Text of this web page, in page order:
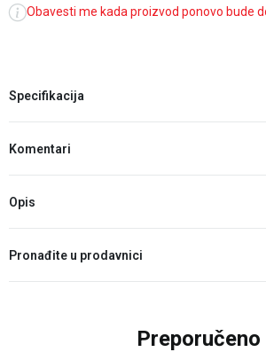
Obavesti me kada proizvod ponovo bude
Specifikacija
Komentari
Opis
Pronađite u prodavnici
Preporučeno